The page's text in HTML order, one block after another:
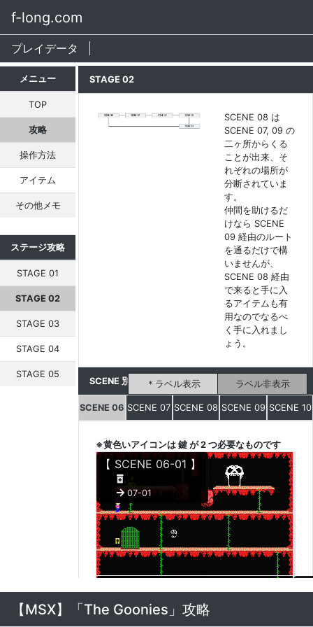
f-long.com
プレイデータ
メニュー
TOP
攻略
操作方法
アイテム
その他メモ
ステージ攻略
STAGE 01
STAGE 02
STAGE 03
STAGE 04
STAGE 05
STAGE 02
SCENE 08 は
SCENE 07, 09 の
二ヶ所からくる
ことが出来、そ
れぞれの場所が
分断されていま
す。
仲間を助けるだ
けなら SCENE
09 経由のルート
を通るだけで構
いませんが、
SCENE 08 経由
で来ると手に入
るアイテムも有
用なのでなるべ
く手に入れまし
ょう。
SCENE 別マップラベル表示 ラベル非表示
SCENE 06 SCENE 07 SCENE 08 SCENE 09 SCENE 10
※黄色いアイコンは 鍵 が 2 つ必要なものです
【 SCENE 06-01 】
07-01
【MSX】「The Goonies」攻略